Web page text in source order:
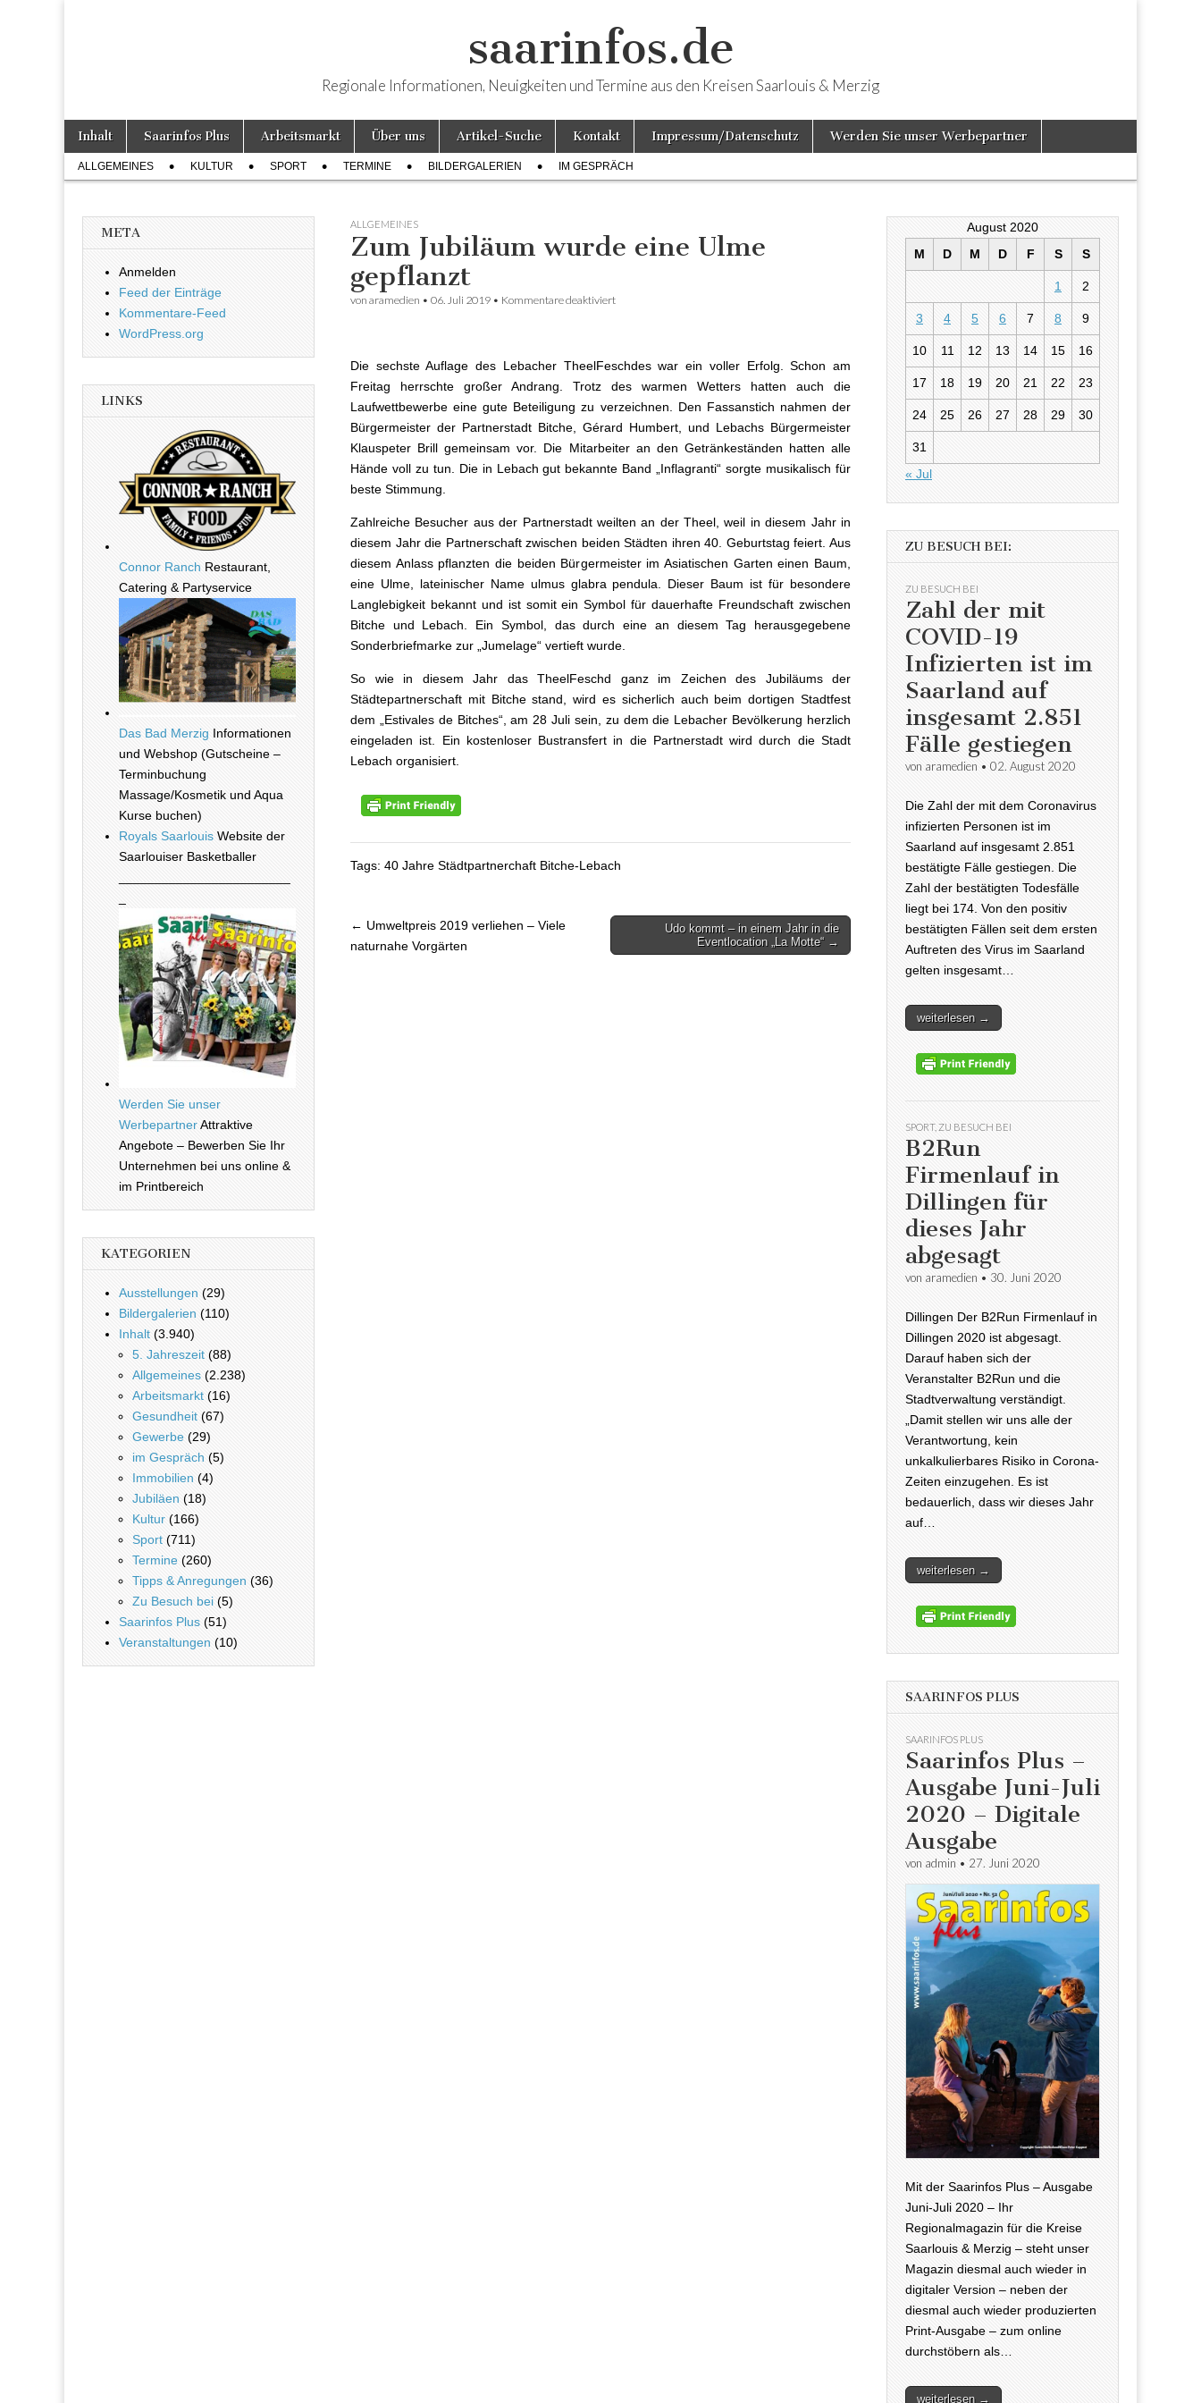
saarinfos.de
Regionale Informationen, Neuigkeiten und Termine aus den Kreisen Saarlouis & Merzig
Hauptmenü
Weiter zum Inhalt
Inhalt Saarinfos Plus Arbeitsmarkt Über uns Artikel-Suche Kontakt Impressum/Datenschutz Werden Sie unser Werbepartner
Untermenü
ALLGEMEINES KULTUR SPORT TERMINE BILDERGALERIEN IM GESPRÄCH
ALLGEMEINES
Zum Jubiläum wurde eine Ulme
gepflanzt
von aramedien • 06. Juli 2019 • Kommentare deaktiviert
Die sechste Auflage des Lebacher TheelFeschdes war ein voller Erfolg. Schon am
Freitag herrschte großer Andrang. Trotz des warmen Wetters hatten auch die
Laufwettbewerbe eine gute Beteiligung zu verzeichnen. Den Fassanstich nahmen der
Bürgermeister der Partnerstadt Bitche, Gérard Humbert, und Lebachs Bürgermeister
Klauspeter Brill gemeinsam vor. Die Mitarbeiter an den Getränkeständen hatten alle
Hände voll zu tun. Die in Lebach gut bekannte Band „Inflagranti“ sorgte musikalisch für
beste Stimmung.
Zahlreiche Besucher aus der Partnerstadt weilten an der Theel, weil in diesem Jahr in
diesem Jahr die Partnerschaft zwischen beiden Städten ihren 40. Geburtstag feiert. Aus
diesem Anlass pflanzten die beiden Bürgermeister im Asiatischen Garten einen Baum,
eine Ulme, lateinischer Name ulmus glabra pendula. Dieser Baum ist für besondere
Langlebigkeit bekannt und ist somit ein Symbol für dauerhafte Freundschaft zwischen
Bitche und Lebach. Ein Symbol, das durch eine an diesem Tag herausgegebene
Sonderbriefmarke zur „Jumelage“ vertieft wurde.
So wie in diesem Jahr das TheelFeschd ganz im Zeichen des Jubiläums der
Städtepartnerschaft mit Bitche stand, wird es sicherlich auch beim dortigen Stadtfest
dem „Estivales de Bitches“, am 28 Juli sein, zu dem die Lebacher Bevölkerung herzlich
eingeladen ist. Ein kostenloser Bustransfert in die Partnerstadt wird durch die Stadt
Lebach organisiert.
Tags: 40 Jahre Städtpartnerchaft Bitche-Lebach
Beitragsnavigation
← Umweltpreis 2019 verliehen – Viele
naturnahe Vorgärten
Udo kommt – in einem Jahr in die
Eventlocation „La Motte“ →
META
Anmelden
Feed der Einträge
Kommentare-Feed
WordPress.org
LINKS
Connor Ranch Restaurant,
Catering & Partyservice
Das Bad Merzig Informationen
und Webshop (Gutscheine –
Terminbuchung
Massage/Kosmetik und Aqua
Kurse buchen)
Royals Saarlouis Website der
Saarlouiser Basketballer
Werden Sie unser
WerbepartnerAttraktive
Angebote – Bewerben Sie Ihr
Unternehmen bei uns online &
im Printbereich
KATEGORIEN
Ausstellungen (29)
Bildergalerien (110)
Inhalt (3.940)
5. Jahreszeit (88)
Allgemeines (2.238)
Arbeitsmarkt (16)
Gesundheit (67)
Gewerbe (29)
im Gespräch (5)
Immobilien (4)
Jubiläen (18)
Kultur (166)
Sport (711)
Termine (260)
Tipps & Anregungen (36)
Zu Besuch bei (5)
Saarinfos Plus (51)
Veranstaltungen (10)
August 2020
M
D M D F S S
1 2
3 4 5 6 7 8 9
10 11 12 13 14 15 16
17 18 19 20 21 22 23
24 25 26 27 28 29 30
31
« Jul
ZU BESUCH BEI:
ZU BESUCH BEI
Zahl der mit
COVID-19
Infizierten ist im
Saarland auf
insgesamt 2.851
Fälle gestiegen
von aramedien • 02. August 2020
Die Zahl der mit dem Coronavirus
infizierten Personen ist im
Saarland auf insgesamt 2.851
bestätigte Fälle gestiegen. Die
Zahl der bestätigten Todesfälle
liegt bei 174. Von den positiv
bestätigten Fällen seit dem ersten
Auftreten des Virus im Saarland
gelten insgesamt…
weiterlesen →
SPORT, ZU BESUCH BEI
B2Run
Firmenlauf in
Dillingen für
dieses Jahr
abgesagt
von aramedien • 30. Juni 2020
Dillingen Der B2Run Firmenlauf in
Dillingen 2020 ist abgesagt.
Darauf haben sich der
Veranstalter B2Run und die
Stadtverwaltung verständigt.
„Damit stellen wir uns alle der
Verantwortung, kein
unkalkulierbares Risiko in Corona-
Zeiten einzugehen. Es ist
bedauerlich, dass wir dieses Jahr
auf…
weiterlesen →
SAARINFOS PLUS
SAARINFOS PLUS
Saarinfos Plus –
Ausgabe Juni-Juli
2020 – Digitale
Ausgabe
von admin • 27. Juni 2020
Mit der Saarinfos Plus – Ausgabe
Juni-Juli 2020 – Ihr
Regionalmagazin für die Kreise
Saarlouis & Merzig – steht unser
Magazin diesmal auch wieder in
digitaler Version – neben der
diesmal auch wieder produzierten
Print-Ausgabe – zum online
durchstöbern als…
weiterlesen →